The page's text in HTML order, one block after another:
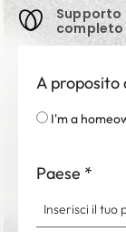
Supporto
completo
A proposito
I'm a
Paese *